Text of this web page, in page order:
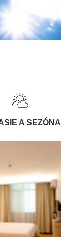
A SEZÓNA